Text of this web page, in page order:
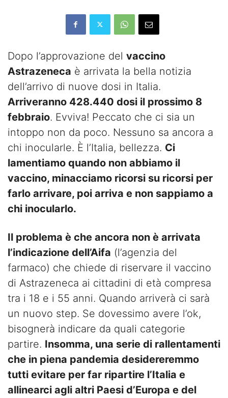
Dopo l’approvazione del vaccino
Astrazeneca è arrivata la bella notizia
dell’arrivo di nuove dosi in Italia.
Arriveranno 428.440 dosi il prossimo 8
febbraio. Evviva! Peccato che ci sia un
intoppo non da poco. Nessuno sa ancora a
chi inocularle. È l’Italia, bellezza. Ci
lamentiamo quando non abbiamo il
vaccino, minacciamo ricorsi su ricorsi per
farlo arrivare, poi arriva e non sappiamo a
chi inocularlo.
Il problema è che ancora non è arrivata
l’indicazione dell’Aifa (l’agenzia del
farmaco) che chiede di riservare il vaccino
di Astrazeneca ai cittadini di età compresa
tra i 18 e i 55 anni. Quando arriverà ci sarà
un nuovo step. Se dovessimo avere l’ok,
bisognerà indicare da quali categorie
partire. Insomma, una serie di rallentamenti
che in piena pandemia desidereremmo
tutti evitare per far ripartire l’Italia e
allinearci agli altri Paesi d’Europa e del